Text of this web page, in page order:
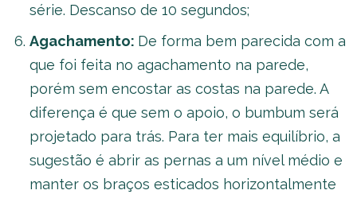
série. Descanso de 10 segundos;
Agachamento: De forma bem parecida com a
que foi feita no agachamento na parede,
porém sem encostar as costas na parede. A
diferença é que sem o apoio, o bumbum será
projetado para trás. Para ter mais equilíbrio, a
sugestão é abrir as pernas a um nível médio e
manter os braços esticados horizontalmente